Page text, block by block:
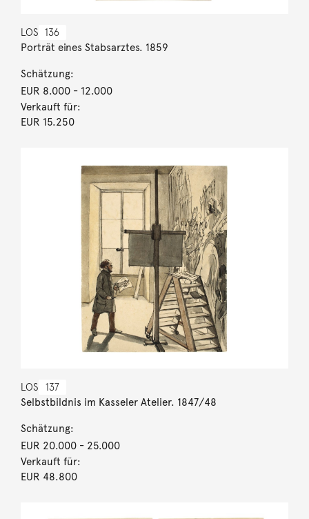
LOS 136
Porträt eines Stabsarztes. 1859
Schätzung:
EUR 8.000- 12.000
Verkauft für:
EUR 15.250
LOS 137
Selbstbildnis im Kasseler Atelier. 1847/48
Schätzung:
EUR 20.000- 25.000
Verkauft für:
EUR 48.800